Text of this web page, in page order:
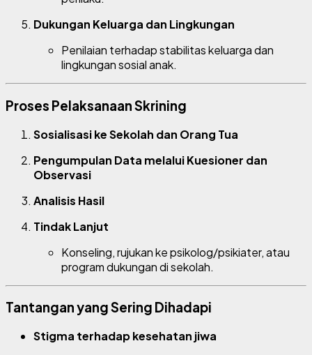
Dukungan Keluarga dan Lingkungan
Penilaian terhadap stabilitas keluarga dan
lingkungan sosial anak.
Proses Pelaksanaan Skrining
Sosialisasi ke Sekolah dan Orang Tua
Pengumpulan Data melalui Kuesioner dan
Observasi
Analisis Hasil
Tindak Lanjut
Konseling, rujukan ke psikolog/psikiater, atau
program dukungan di sekolah.
Tantangan yang Sering Dihadapi
Stigma terhadap kesehatan jiwa